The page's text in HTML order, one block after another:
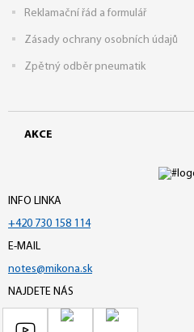
Reklamační řád a formulář
Zásady ochrany osobních údajů
Zpětný odběr pneumatik
AKCE
INFO LINKA
+420 730 158 114
E-MAIL
notes@mikona.sk
NAJDETE NÁS